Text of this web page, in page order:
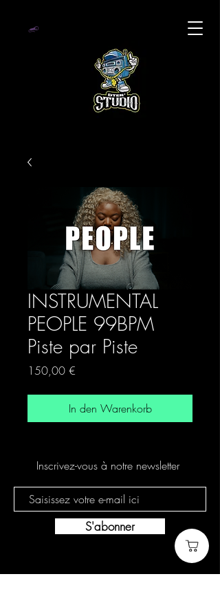
INSTRUMENTAL
PEOPLE 99BPM
Piste par Piste
150,00 €
In den Warenkorb
Inscrivez-vous à notre newsletter
S'abonner